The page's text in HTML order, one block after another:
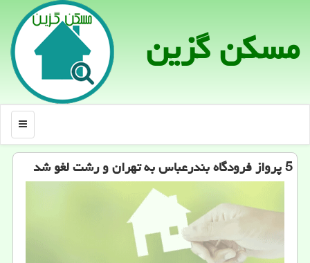
مسكن گزین
منو
5 پرواز فرودگاه بندرعباس به تهران و رشت لغو شد